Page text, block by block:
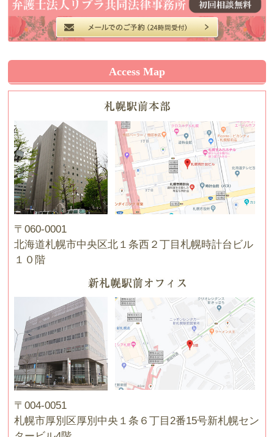
Access Map
〒060-0001
北海道札幌市中央区北１条西２丁目札幌時計台ビル
１０階
〒004-0051
札幌市厚別区厚別中央１条６丁目2番15号新札幌セン